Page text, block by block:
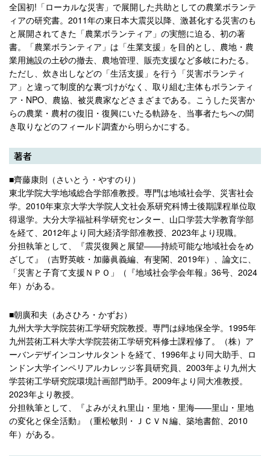
全国初!「ローカルな災害」で展開した共助としての農業ボランテ
ィアの研究書。2011年の東日本大震災以降、激甚化する災害のも
と展開されてきた「農業ボランティア」の実態に迫る、初の著
書。「農業ボランティア」は「生業支援」を目的とし、農地・農
業用施設の土砂の撤去、農地管理、販売支援など多岐にわたる。
ただし、炊き出しなどの「生活支援」を行う「災害ボランティ
ア」と違って制度的な裏づけがなく、取り組む主体もボランティ
ア・NPO、農協、被災農家などさまざまである。こうした災害か
らの農業・農村の復旧・復興にいたる軌跡を、当事者たちへの聞
き取りなどのフィールド調査から明らかにする。
著者
■齊藤康則（さいとう・やすのり）
東北学院大学地域総合学部准教授。専門は地域社会学、災害社会
学。2010年東京大学大学院人文社会系研究科博士後期課程単位取
得退学。大分大学福祉科学研究センター、山口学芸大学教育学部
を経て、2012年より同大経済学部准教授、2023年より現職。
分担執筆として、『震災復興と展望――持続可能な地域社会をめ
ざして』（吉野英岐・加藤眞義編、有斐閣、2019年）、論文に、
「災害と子育て支援ＮＰＯ」（『地域社会学会年報』36号、2024
年）がある。
■朝廣和夫（あさひろ・かずお）
九州大学大学院芸術工学研究院教授。専門は緑地保全学。1995年
九州芸術工科大学大学院芸術工学研究科修士課程修了。（株）ア
ーバンデザインコンサルタントを経て、1996年より同大助手、ロ
ンドン大学インペリアルカレッジ客員研究員、2003年より九州大
学芸術工学研究院環境計画部門助手。2009年より同大准教授。
2023年より教授。
分担執筆として、『よみがえれ里山・里地・里海――里山・里地
の変化と保全活動』（重松敏則・ＪＣＶＮ編、築地書館、2010
年）がある。